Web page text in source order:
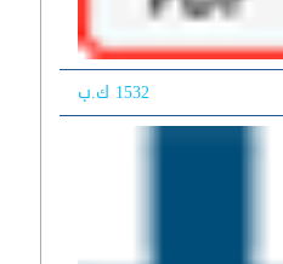
1532 ك.ب